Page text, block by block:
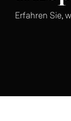
Erfahren Sie,